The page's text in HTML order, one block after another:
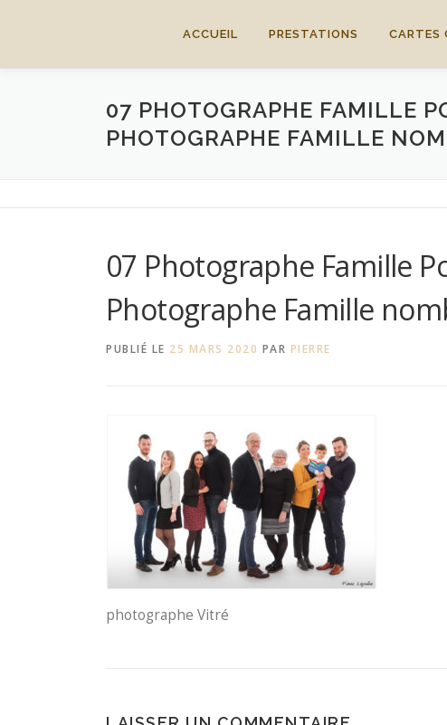
ACCUEIL PRESTATIONS CARTES
07 PHOTOGRAPHE FAMILLE
PHOTOGRAPHE FAMILLE
07 Photographe Famille
Photographe Famille
PUBLIÉ LE 25 MARS 2020 PAR PIERRE
photographe Vitré